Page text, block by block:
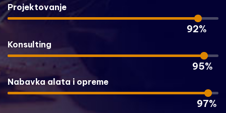
Projektovanje
92%
Konsulting
95%
Nabavka alata i opreme
97%